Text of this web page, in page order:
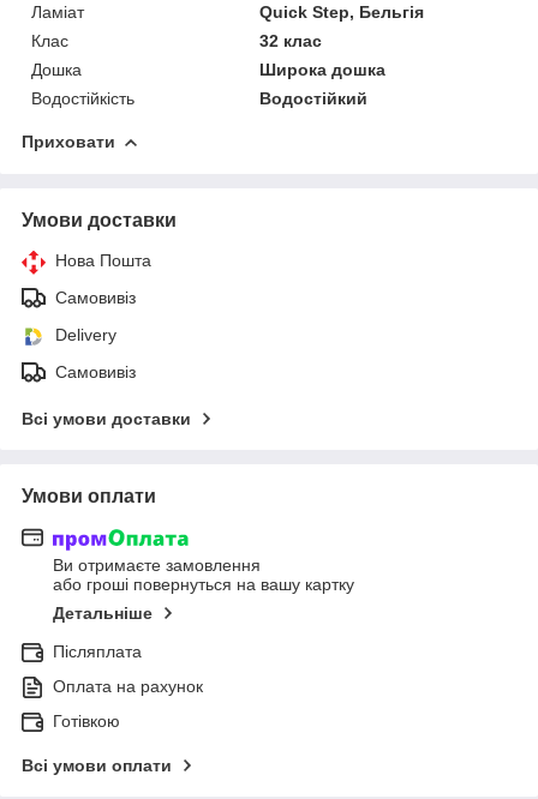
Ламіат
Quick Step, Бельгія
Клас
32 клас
Дошка
Широка дошка
Водостійкість
Водостійкий
Приховати
Умови доставки
Нова Пошта
Самовивіз
Delivery
Самовивіз
Всі умови доставки
Умови оплати
Ви отримаєте замовлення
або гроші повернуться на вашу картку
Детальніше
Післяплата
Оплата на рахунок
Готівкою
Всі умови оплати